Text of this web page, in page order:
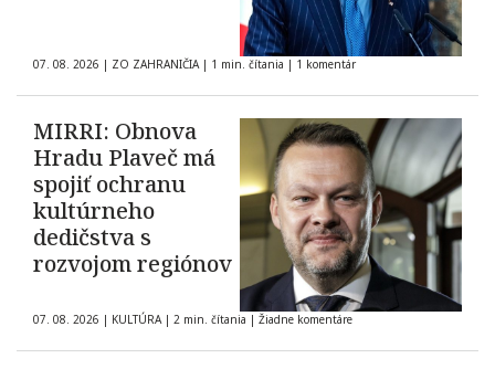
07. 08. 2026 | ZO ZAHRANIČIA | 1 min. čítania | 1 komentár
MIRRI: Obnova
Hradu Plaveč má
spojiť ochranu
kultúrneho
dedičstva s
rozvojom regiónov
07. 08. 2026 | KULTÚRA | 2 min. čítania | Žiadne komentáre